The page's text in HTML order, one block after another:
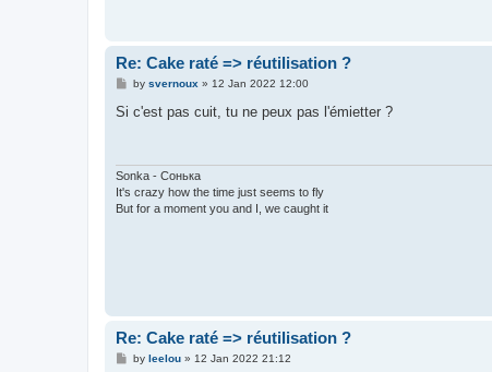
Re: Cake raté => réutilisation ?
Pby svernoux » 12 Jan 2022 12:00
Si c'est pas cuit, tu ne peux pas l'émietter ?
Sonka - Сонька
It's crazy how the time just seems to fly
But for a moment you and I, we caught it
Re: Cake raté => réutilisation ?
Pby leelou» 12 Jan 2022 21:12